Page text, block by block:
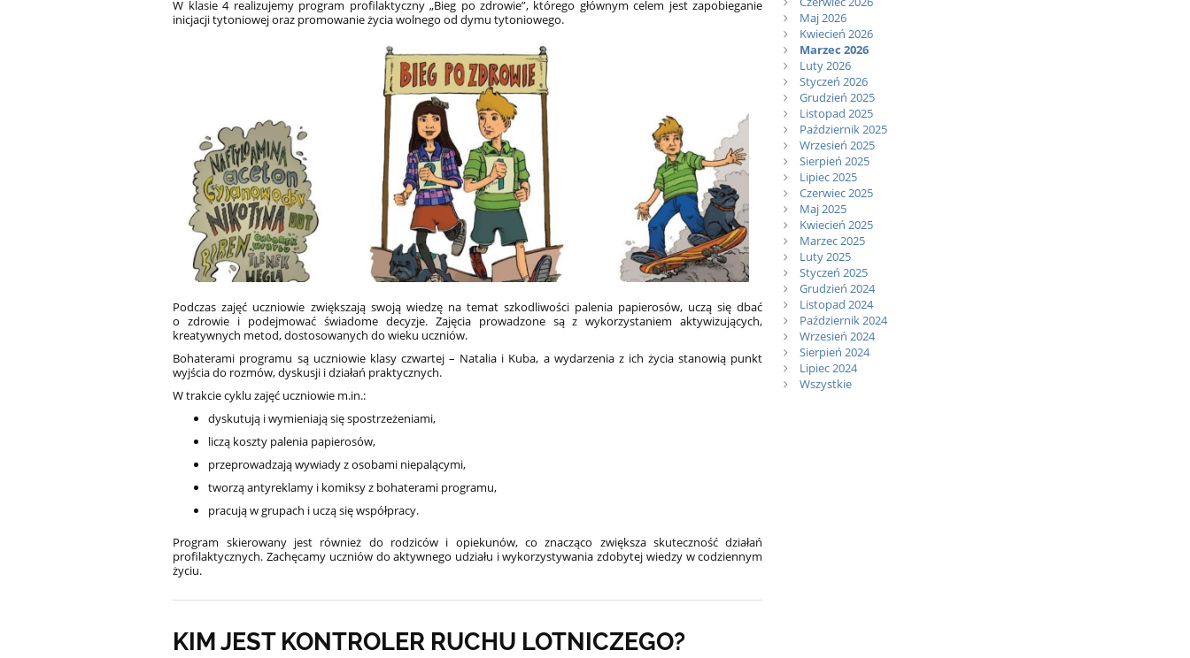
W klasie 4 realizujemy program profilaktyczny „Bieg po zdrowie”, którego głównym celem jest zapobieganie
inicjacji tytoniowej oraz promowanie życia wolnego od dymu tytoniowego.
Podczas zajęć uczniowie zwiększają swoją wiedzę na temat szkodliwości palenia papierosów, uczą się dbać
o zdrowie i podejmować świadome decyzje. Zajęcia prowadzone są z wykorzystaniem aktywizujących,
kreatywnych metod, dostosowanych do wieku uczniów.
Bohaterami programu są uczniowie klasy czwartej – Natalia i Kuba, a wydarzenia z ich życia stanowią punkt
wyjścia do rozmów, dyskusji i działań praktycznych.
W trakcie cyklu zajęć uczniowie m.in.:
dyskutują i wymieniają się spostrzeżeniami,
liczą koszty palenia papierosów,
przeprowadzają wywiady z osobami niepalącymi,
tworzą antyreklamy i komiksy z bohaterami programu,
pracują w grupach i uczą się współpracy.
Program skierowany jest również do rodziców i opiekunów, co znacząco zwiększa skuteczność działań
profilaktycznych. Zachęcamy uczniów do aktywnego udziału i wykorzystywania zdobytej wiedzy w codziennym
życiu.
KIM JEST KONTROLER RUCHU LOTNICZEGO?
Maj 2026
Kwiecień 2026
Marzec 2026
Luty 2026
Styczeń 2026
Grudzień 2025
Listopad 2025
Październik 2025
Wrzesień 2025
Sierpień 2025
Lipiec 2025
Czerwiec 2025
Maj 2025
Kwiecień 2025
Marzec 2025
Luty 2025
Styczeń 2025
Grudzień 2024
Listopad 2024
Październik 2024
Wrzesień 2024
Sierpień 2024
Lipiec 2024
Wszystkie